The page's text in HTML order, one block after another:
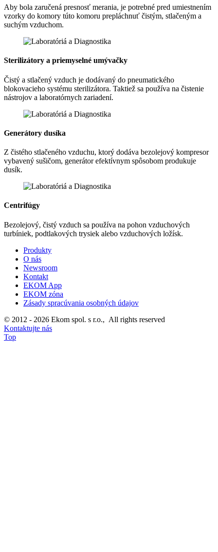
Aby bola zaručená presnosť merania, je potrebné pred umiestnením
vzorky do komory túto komoru prepláchnuť čistým, stlačeným a
suchým vzduchom.
Sterilizátory a priemyselné umývačky
Čistý a stlačený vzduch je dodávaný do pneumatického
blokovacieho systému sterilizátora. Taktiež sa používa na čistenie
nástrojov a laboratórnych zariadení.
Generátory dusíka
Z čistého stlačeného vzduchu, ktorý dodáva bezolejový kompresor
vybavený sušičom, generátor efektívnym spôsobom produkuje
dusík.
Centrifúgy
Bezolejový, čistý vzduch sa používa na pohon vzduchových
turbíniek, podtlakových trysiek alebo vzduchových ložísk.
Produkty
O nás
Newsroom
Kontakt
EKOM App
EKOM zóna
Zásady spracúvania osobných údajov
© 2012 - 2026 Ekom spol. s r.o., All rights reserved
Kontaktujte nás
Top